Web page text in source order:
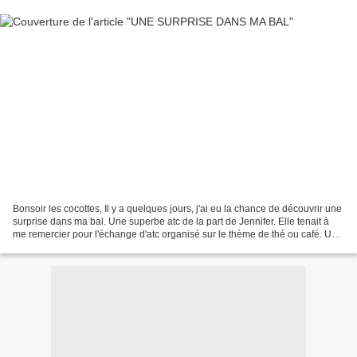
Bonsoir les cocottes, Il y a quelques jours, j'ai eu la chance de découvrir une
surprise dans ma bal. Une superbe atc de la part de Jennifer. Elle tenait à
me remercier pour l'échange d'atc organisé sur le thème de thé ou café. Une